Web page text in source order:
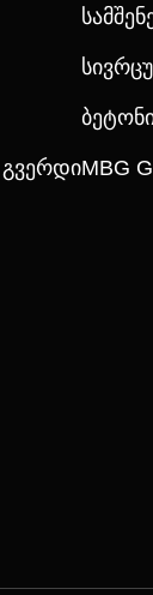
MBG